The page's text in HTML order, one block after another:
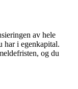
av hele
har i egenkapital.
og du